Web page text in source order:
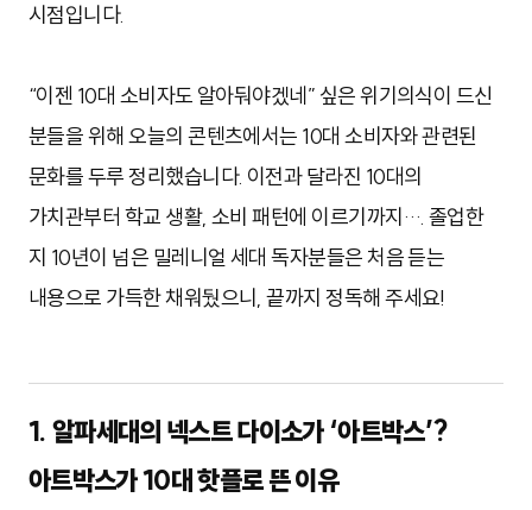
시점입니다.
“이젠 10대 소비자도 알아둬야겠네” 싶은 위기의식이 드신
분들을 위해 오늘의 콘텐츠에서는 10대 소비자와 관련된
문화를 두루 정리했습니다. 이전과 달라진 10대의
가치관부터 학교 생활, 소비 패턴에 이르기까지…. 졸업한
지 10년이 넘은 밀레니얼 세대 독자분들은 처음 듣는
내용으로 가득한 채워뒀으니, 끝까지 정독해 주세요!
1. 알파세대의 넥스트 다이소가 ‘아트박스’?
아트박스가 10대 핫플로 뜬 이유